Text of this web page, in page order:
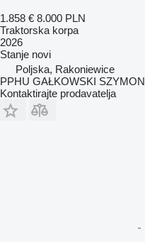
1.858 € 8.000 PLN
Traktorska korpa
2026
Stanje novi
Poljska, Rakoniewice
PPHU GAŁKOWSKI SZYMON
Kontaktirajte prodavatelja